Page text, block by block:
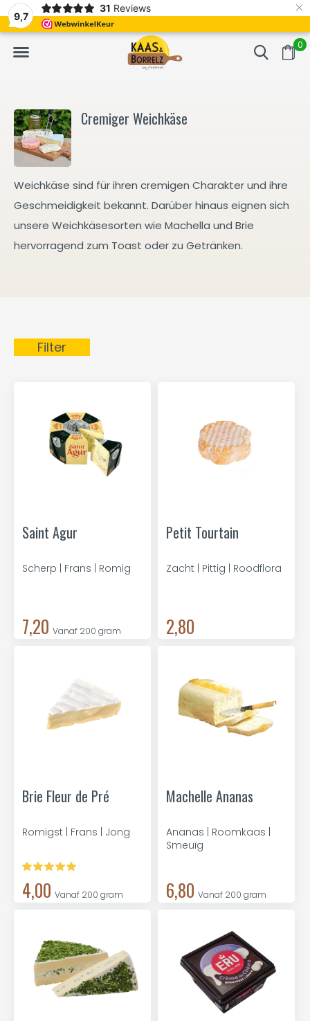
9,7
31 Reviews ×
0
Meistens Lieferung innerhalb von 3 Tagen Gratis bezorgd
Cremiger Weichkäse
Weichkäse sind für ihren cremigen Charakter und ihre
Geschmeidigkeit bekannt. Darüber hinaus eignen sich
unsere Weichkäsesorten wie Machella und Brie
hervorragend zum Toast oder zu Getränken.
Filter
Saint Agur
Scherp | Frans | Romig
7,20 Vanaf 200 gram
Petit Tourtain
Zacht | Pittig | Roodflora
2,80
Brie Fleur de Pré
Romigst | Frans | Jong
4,00 Vanaf 200 gram
Machelle Ananas
Ananas | Roomkaas |
Smeuïg
6,80 Vanaf 200 gram